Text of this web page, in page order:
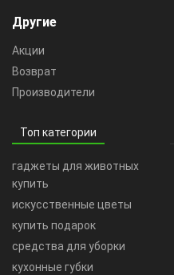
Другие
Акции
Возврат
Производители
Топ категории
гаджеты для животных
купить
искусственные цветы
купить подарок
средства для уборки
кухонные губки